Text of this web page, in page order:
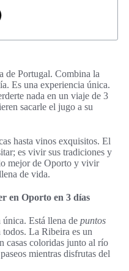
de Portugal. Combina la
Es una experiencia única.
nada en un viaje de 3
sacarle el jugo a su
hasta vinos exquisitos. El
es vivir sus tradiciones y
mejor de Oporto y vivir
de vida.
en Oporto en 3 días
Está llena de puntos
todos. La Ribeira es un
casas coloridas junto al río
mientras disfrutas del